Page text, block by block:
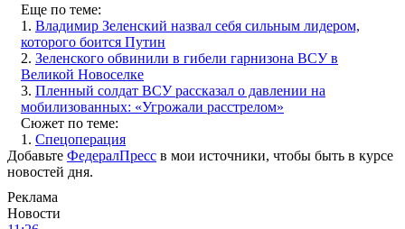
Еще по теме:
1. Владимир Зеленский назвал себя сильным лидером,
которого боится Путин
2. Зеленского обвинили в гибели гарнизона ВСУ в
Великой Новоселке
3. Пленный солдат ВСУ рассказал о давлении на
мобилизованных: «Угрожали расстрелом»
Сюжет по теме:
1. Спецоперация
Добавьте ФедералПресс в мои источники, чтобы быть в курсе
новостей дня.
Реклама
Новости